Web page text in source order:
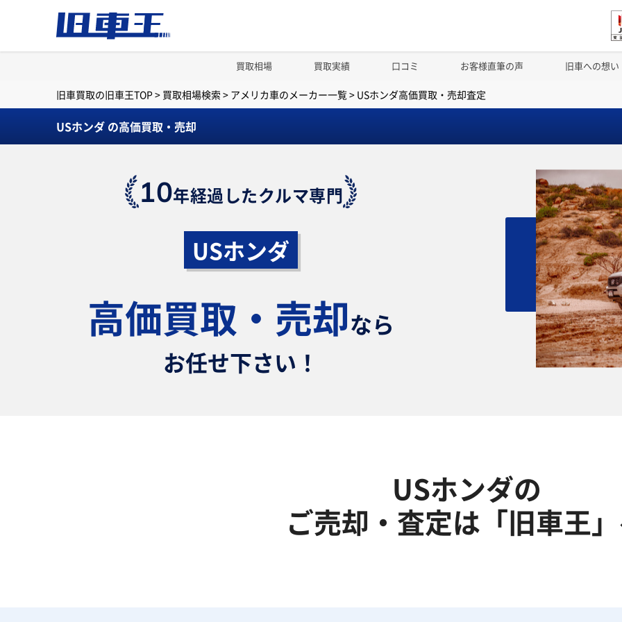
買取相場 買取実績 口コミ お客様直筆の声 旧車への想い
旧車買取の旧車王TOP > 買取相場検索 > アメリカ車のメーカー一覧> USホンダ高価買取・売却査定
USホンダ の高価買取・売却
10年経過したクルマ専門
USホンダ
高価買取・売却なら
お任せ下さい！
USホンダの
ご売却・査定は「旧車王